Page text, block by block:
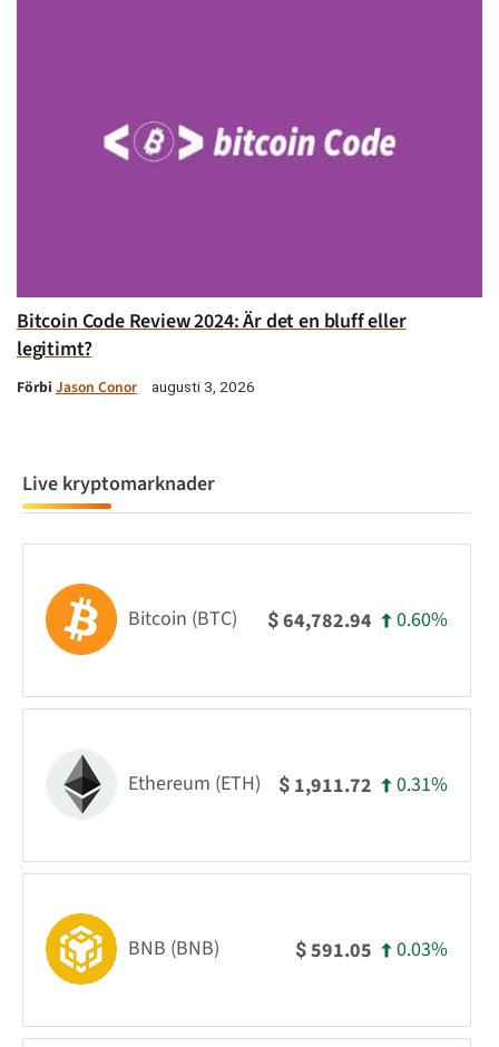
Bitcoin Code Review 2024: Är det en bluff eller
legitimt?
Förbi Jason Conor augusti 3, 2026
Live kryptomarknader
Bitcoin (BTC) $64,782.94 0.60%
Ethereum (ETH) $ 1,911.72 0.31%
BNB (BNB) $591.05 0.03%